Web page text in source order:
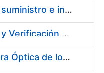
Acuerdo marco para el suministro e instalación de persianas, estores y otros complementos
Servicio de Calibración y Verificación Externa de los Equipos de Medición del Servicio de Prevención de la FNMT-RCM
Conexión mediante Fibra Óptica de los Centros de Proceso de Datos (CPDs) de las sedes de la FNMT-RCM de Burgos y Madrid